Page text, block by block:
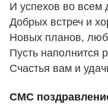
И успехов во всем
Добрых встреч и
Новых планов,
Пусть наполнится
Счастья вам и
СМС